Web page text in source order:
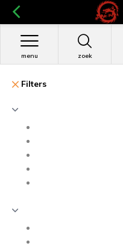
zoek
menu
Filters